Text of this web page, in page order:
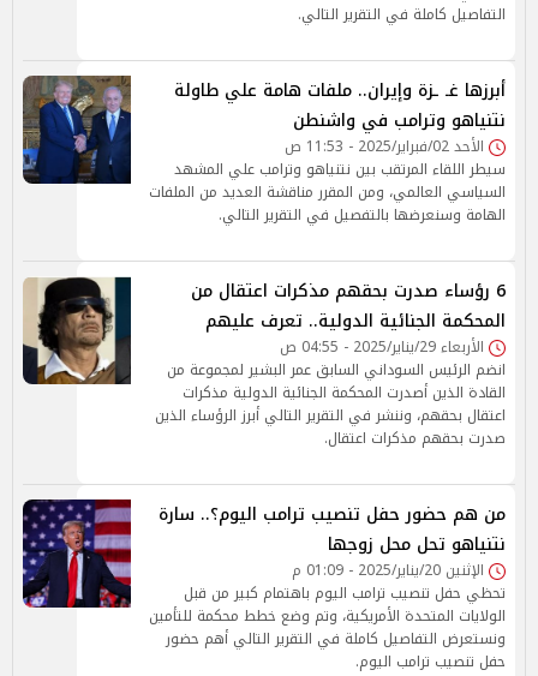
التفاصيل كاملة في التقرير التالي.
أبرزها غـ ـزة وإيران.. ملفات هامة علي طاولة
نتنياهو وترامب في واشنطن
الأحد 02/فبراير/2025 - 11:53 ص
سيطر اللقاء المرتقب بين نتنياهو وترامب علي المشهد
السياسي العالمي، ومن المقرر مناقشة العديد من الملفات
الهامة وسنعرضها بالتفصيل في التقرير التالي.
6 رؤساء صدرت بحقهم مذكرات اعتقال من
المحكمة الجنائية الدولية.. تعرف عليهم
الأربعاء 29/يناير/2025 - 04:55 ص
انضم الرئيس السوداني السابق عمر البشير لمجموعة من
القادة الذين أصدرت المحكمة الجنائية الدولية مذكرات
اعتقال بحقهم، وننشر في التقرير التالي أبرز الرؤساء الذين
صدرت بحقهم مذكرات اعتقال.
من هم حضور حفل تنصيب ترامب اليوم؟.. سارة
نتنياهو تحل محل زوجها
الإثنين 20/يناير/2025 - 01:09 م
تحظي حفل تنصيب ترامب اليوم باهتمام كبير من قبل
الولايات المتحدة الأمريكية، وتم وضع خطط محكمة للتأمين
ونستعرض التفاصيل كاملة في التقرير التالي أهم حضور
حفل تنصيب ترامب اليوم.